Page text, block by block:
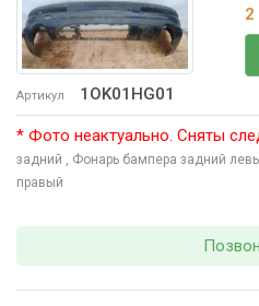
Артикул 1OK01HG01
2
* Фото неактуально. Сняты
задний , Фонарь бампера задний
правый